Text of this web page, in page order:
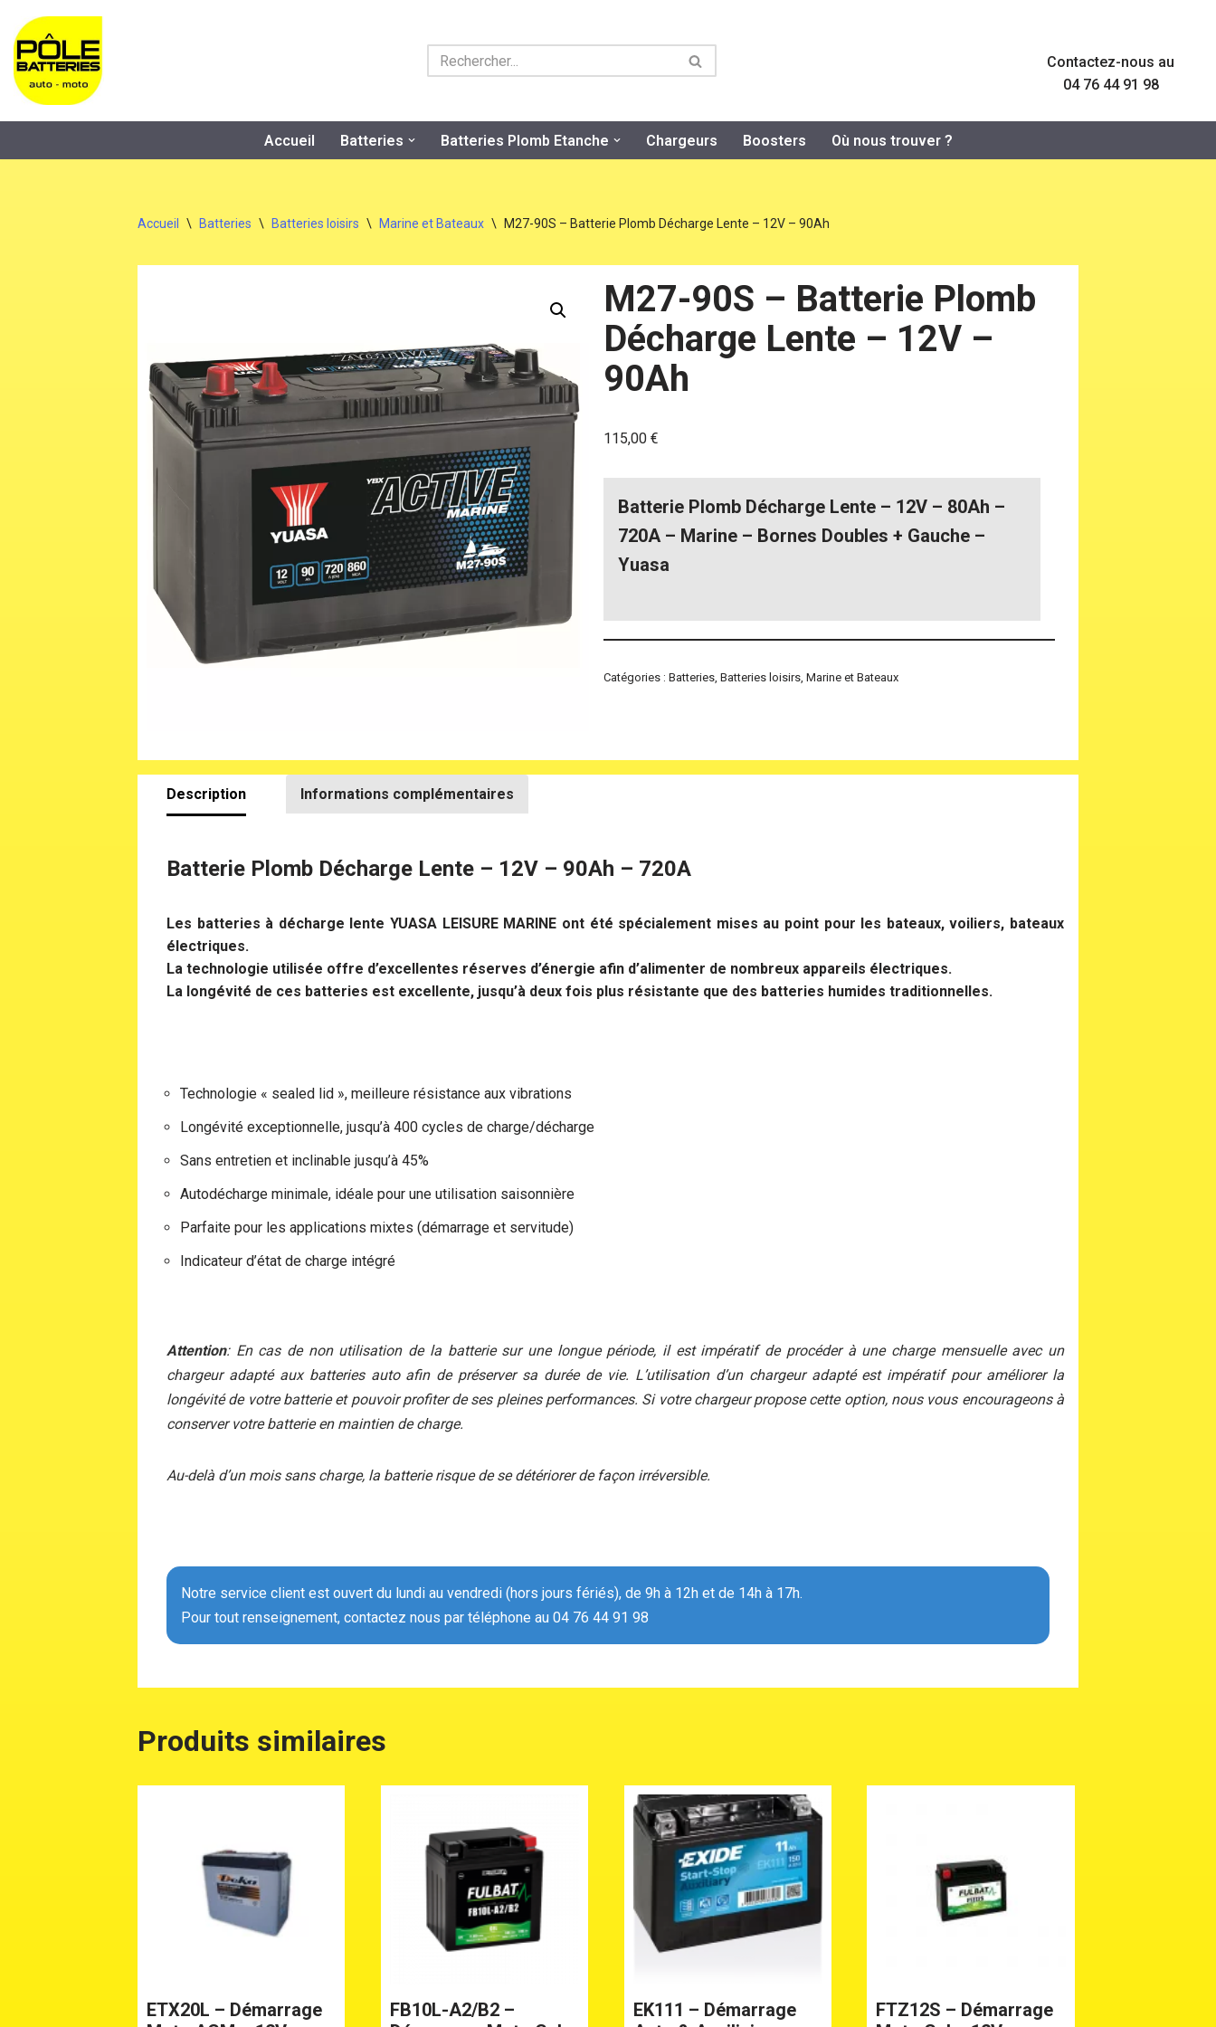
Aller
au
contenu
Contactez-nous au
04 76 44 91 98
Accueil Batteries Batteries Plomb Etanche Chargeurs Boosters Où nous trouver ?
Accueil \ Batteries \ Batteries loisirs \ Marine et Bateaux \ M27-90S – Batterie Plomb Décharge Lente – 12V – 90Ah
M27-90S – Batterie Plomb
Décharge Lente – 12V –
90Ah
115,00€
Batterie Plomb Décharge Lente – 12V – 80Ah –
720A – Marine – Bornes Doubles + Gauche –
Yuasa
Catégories :Batteries,Batteries loisirs,Marine et Bateaux
Description Informations complémentaires
Batterie Plomb Décharge Lente – 12V – 90Ah – 720A
Les batteries à décharge lente YUASA LEISURE MARINE ont été spécialement mises au point pour les bateaux, voiliers, bateaux
électriques.
La technologie utilisée offre d’excellentes réserves d’énergie afin d’alimenter de nombreux appareils électriques.
La longévité de ces batteries est excellente, jusqu’à deux fois plus résistante que des batteries humides traditionnelles.
Technologie « sealed lid », meilleure résistance aux vibrations
Longévité exceptionnelle, jusqu’à 400 cycles de charge/décharge
Sans entretien et inclinable jusqu’à 45%
Autodécharge minimale, idéale pour une utilisation saisonnière
Parfaite pour les applications mixtes (démarrage et servitude)
Indicateur d’état de charge intégré
Attention: En cas de non utilisation de la batterie sur une longue période, il est impératif de procéder à une charge mensuelle avec un
chargeur adapté aux batteries auto afin de préserver sa durée de vie. L’utilisation d’un chargeur adapté est impératif pour améliorer la
longévité de votre batterie et pouvoir profiter de ses pleines performances. Si votre chargeur propose cette option, nous vous encourageons à
conserver votre batterie en maintien de charge.
Au-delà d’un mois sans charge, la batterie risque de se détériorer de façon irréversible.
Notre service client est ouvert du lundi au vendredi (hors jours fériés), de 9h à 12h et de 14h à 17h.
Pour tout renseignement, contactez nous par téléphone au 04 76 44 91 98
Produits similaires
ETX20L – Démarrage
FB10L-A2/B2 –
EK111 – Démarrage
FTZ12S – Démarrage